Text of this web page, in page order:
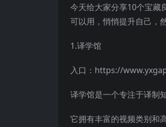
今天给大家分享10个宝藏
可以用，悄悄提升自己，
1.译学馆
入口：https://
译学馆是一个专注于译制
它拥有丰富的视频类别和